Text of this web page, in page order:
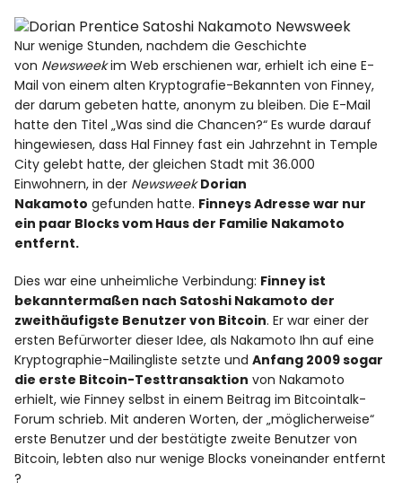
Nur wenige Stunden, nachdem die Geschichte
von Newsweekim Web erschienen war, erhielt ich eine E-
Mail von einem alten Kryptografie-Bekannten von Finney,
der darum gebeten hatte, anonym zu bleiben. Die E-Mail
hatte den Titel „Was sind die Chancen?“ Es wurde darauf
hingewiesen, dass Hal Finney fast ein Jahrzehnt in Temple
City gelebt hatte, der gleichen Stadt mit 36.000
Einwohnern, in der Newsweek Dorian
Nakamoto gefunden hatte. Finneys Adresse war nur
ein paar Blocks vom Haus der Familie Nakamoto
entfernt.
Dies war eine unheimliche Verbindung: Finney ist
bekanntermaßen nach Satoshi Nakamoto der
zweithäufigste Benutzer von Bitcoin. Er war einer der
ersten Befürworter dieser Idee, als Nakamoto Ihn auf eine
Kryptographie-Mailingliste setzte undAnfang 2009 sogar
die erste Bitcoin-Testtransaktion von Nakamoto
erhielt, wie Finney selbst in einem Beitrag im Bitcointalk-
Forum schrieb. Mit anderen Worten, der „möglicherweise“
erste Benutzer und der bestätigte zweite Benutzer von
Bitcoin, lebten also nur wenige Blocks voneinander entfernt
?